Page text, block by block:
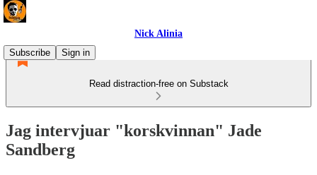
Nick Alinia
Subscribe
Sign in
Read distraction-free on Substack
Jag intervjuar "korskvinnan" Jade
Sandberg